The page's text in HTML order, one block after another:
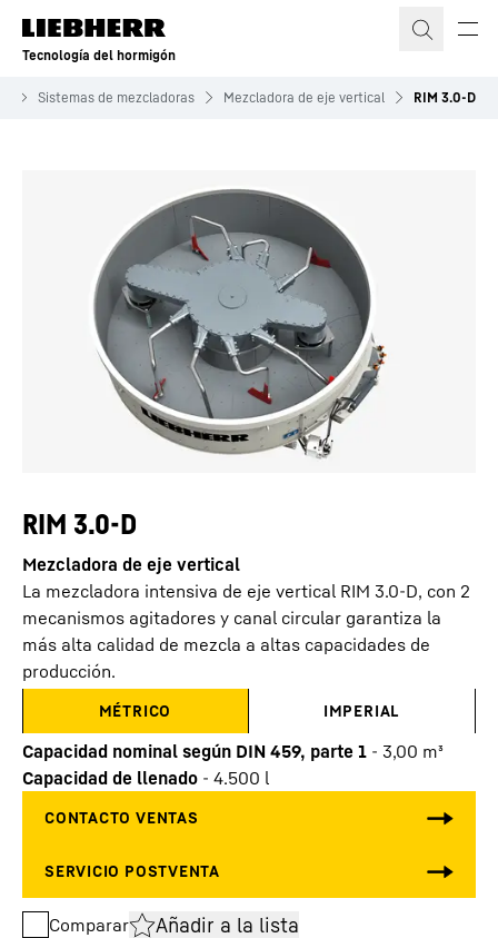
Tecnología del hormigón
Sistemas de mezcladoras Mezcladora de eje vertical RIM 3.0-D
RIM 3.0-D
Mezcladora de eje vertical
La mezcladora intensiva de eje vertical RIM 3.0-D, con 2
mecanismos agitadores y canal circular garantiza la
más alta calidad de mezcla a altas capacidades de
producción.
MÉTRICO IMPERIAL
Capacidad nominal según DIN 459, parte 1 - 3,00 m³
Capacidad de llenado - 4.500 l
Comparar Añadir a la lista